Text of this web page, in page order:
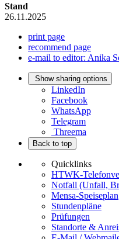
Stand
26.11.2025
print page
recommend page
e-mail to editor: Anika
Show sharing options
LinkedIn
Facebook
WhatsApp
Telegram
Threema
Back to top
Quicklinks
HTWK-
Notfall (Unfall,
Mensa-Speiseplan
Stundenpläne
Prüfungen
Standorte &